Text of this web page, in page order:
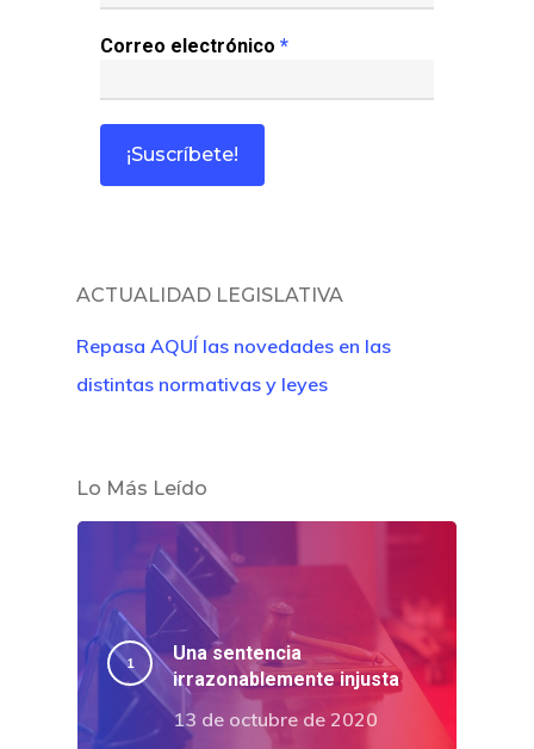
Correo electrónico *
ACTUALIDAD LEGISLATIVA
Repasa AQUÍ las novedades en las
distintas normativas y leyes
Lo Más Leído
Una sentencia
irrazonablemente injusta
13 de octubre de 2020